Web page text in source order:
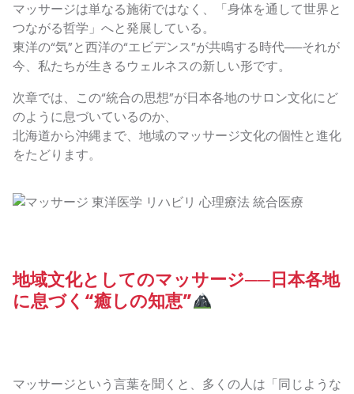
マッサージは単なる施術ではなく、「身体を通して世界と
つながる哲学」へと発展している。
東洋の“気”と西洋の“エビデンス”が共鳴する時代──それが
今、私たちが生きるウェルネスの新しい形です。
次章では、この“統合の思想”が日本各地のサロン文化にど
のように息づいているのか、
北海道から沖縄まで、地域のマッサージ文化の個性と進化
をたどります。
地域文化としてのマッサージ──日本各地
に息づく“癒しの知恵”
マッサージという言葉を聞くと、多くの人は「同じような